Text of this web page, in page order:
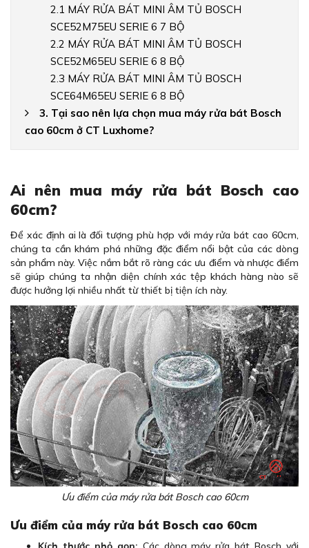
2.1 MÁY RỬA BÁT MINI ÂM TỦ BOSCH
SCE52M75EU SERIE 6 7 BỘ
2.2 MÁY RỬA BÁT MINI ÂM TỦ BOSCH
SCE52M65EU SERIE 6 8 BỘ
2.3 MÁY RỬA BÁT MINI ÂM TỦ BOSCH
SCE64M65EU SERIE 6 8 BỘ
3. Tại sao nên lựa chọn mua máy rửa bát Bosch
cao 60cm ở CT Luxhome?
Ai nên mua máy rửa bát Bosch cao
60cm?
Để xác định ai là đối tượng phù hợp với máy rửa bát cao 60cm,
chúng ta cần khám phá những đặc điểm nổi bật của các dòng
sản phẩm này. Việc nắm bắt rõ ràng các ưu điểm và nhược điểm
sẽ giúp chúng ta nhận diện chính xác tệp khách hàng nào sẽ
được hưởng lợi nhiều nhất từ thiết bị tiện ích này.
Ưu điểm của máy rửa bát Bosch cao 60cm
Ưu điểm của máy rửa bát Bosch cao 60cm